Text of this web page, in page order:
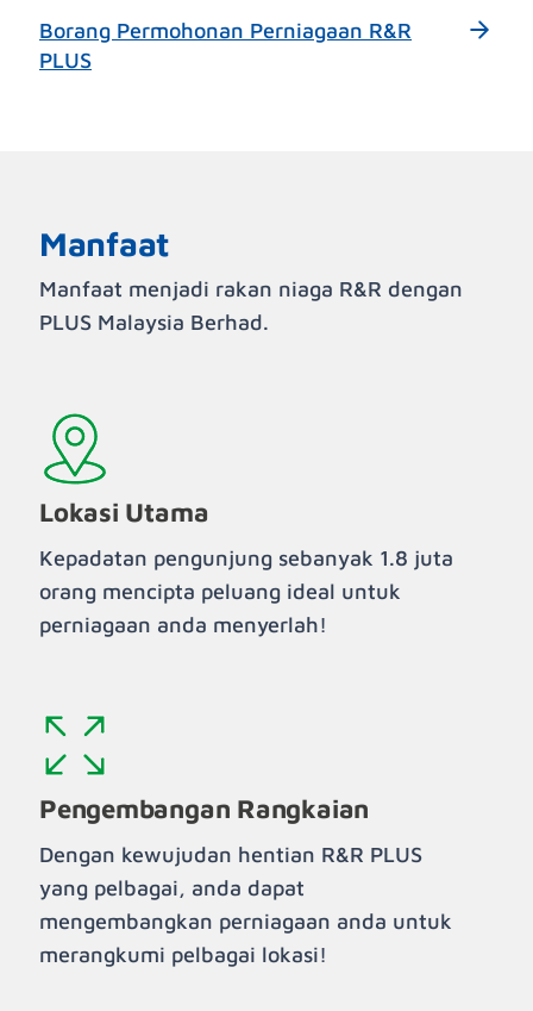
Borang Permohonan Perniagaan R&R
PLUS
Manfaat
Manfaat menjadi rakan niaga R&R dengan
PLUS Malaysia Berhad.
Lokasi Utama
Kepadatan pengunjung sebanyak 1.8 juta
orang mencipta peluang ideal untuk
perniagaan anda menyerlah!
Pengembangan Rangkaian
Dengan kewujudan hentian R&R PLUS
yang pelbagai, anda dapat
mengembangkan perniagaan anda untuk
merangkumi pelbagai lokasi!